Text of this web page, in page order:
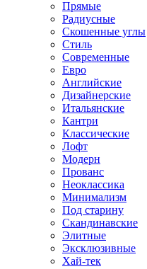
Прямые
Радиусные
Скошенные углы
Стиль
Современные
Евро
Английские
Дизайнерские
Итальянские
Кантри
Классические
Лофт
Модерн
Прованс
Неоклассика
Минимализм
Под старину
Скандинавские
Элитные
Эксклюзивные
Хай-тек